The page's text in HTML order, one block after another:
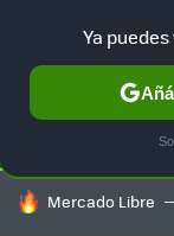
SELECCIÓN
HOY SE HABLA
Mercado Libre
Ya